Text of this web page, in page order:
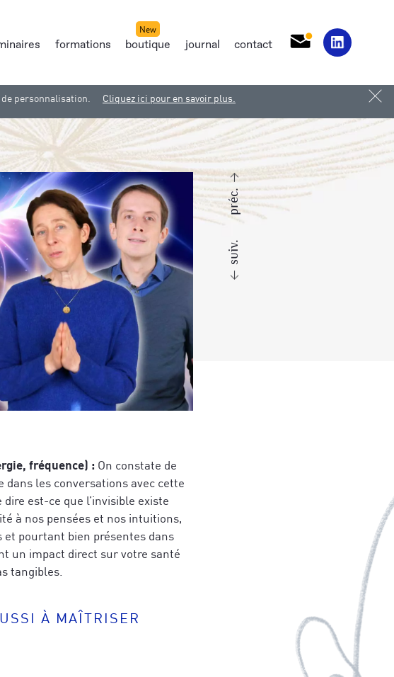
personnalisation. Cliquez ici pour en savoir plus.
formations boutique journal contact
suiv.
préc.
fréquence) : On constate de
dans les conversations avec cette
est-ce que l’invisible existe
à nos pensées et nos intuitions,
et pourtant bien présentes dans
un impact direct sur votre santé
tangibles.
À MAÎTRISER